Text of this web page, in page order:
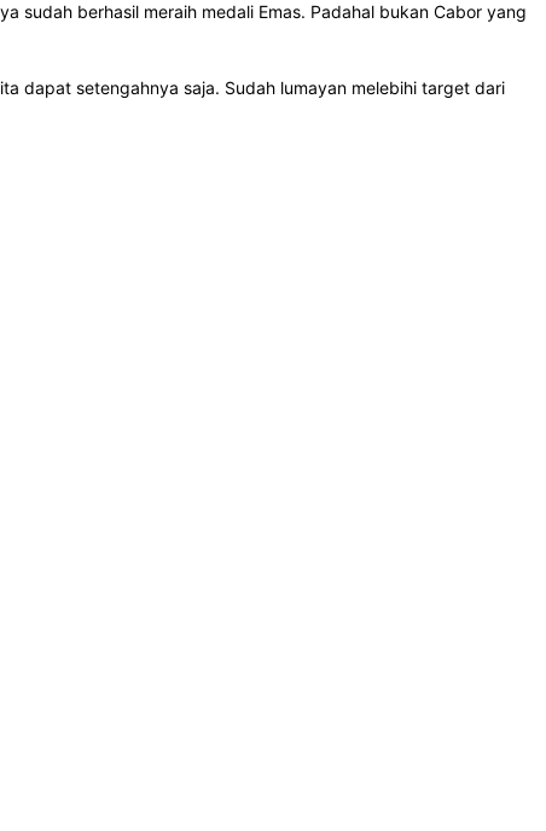
sudah berhasil meraih medali Emas. Padahal bukan Cabor yang
dapat setengahnya saja. Sudah lumayan melebihi target dari